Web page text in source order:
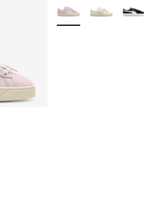
Weitere Farben